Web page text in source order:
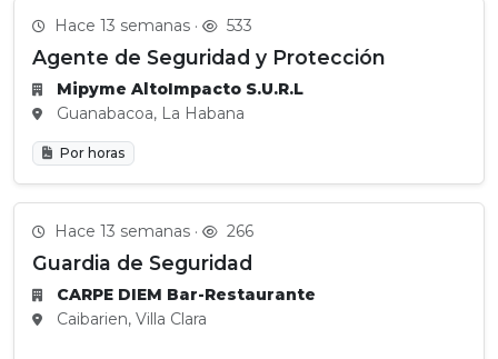
Hace 13 semanas · 533
Agente de Seguridad y Protección
Mipyme AltoImpacto S.U.R.L
Guanabacoa, La Habana
Por horas
Hace 13 semanas · 266
Guardia de Seguridad
CARPE DIEM Bar-Restaurante
Caibarien, Villa Clara